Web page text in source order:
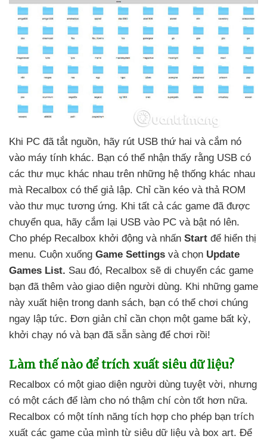
Khi PC đã tắt nguồn, hãy rút USB thứ hai và cắm nó
vào máy tính khác. Bạn có thể nhận thấy rằng USB có
các thư mục khác nhau trên những hệ thống khác nhau
mà Recalbox có thể giả lập. Chỉ cần kéo và thả ROM
vào thư mục tương ứng. Khi tất cả các game đã được
chuyển qua, hãy cắm lại USB vào PC và bật nó lên.
Cho phép Recalbox khởi động và nhấn Start để hiển thị
menu. Cuộn xuống Game Settings và chọn Update
Games List. Sau đó, Recalbox sẽ di chuyển các game
bạn đã thêm vào giao diện người dùng. Khi những game
này xuất hiện trong danh sách, bạn có thể chơi chúng
ngay lập tức. Đơn giản chỉ cần chọn một game bất kỳ,
khởi chạy nó và bạn đã sẵn sàng để chơi rồi!
Làm thế nào để trích xuất siêu dữ liệu?
Recalbox có một giao diện người dùng tuyệt vời, nhưng
có một cách để làm cho nó thậm chí còn tốt hơn nữa.
Recalbox có một tính năng tích hợp cho phép bạn trích
xuất các game của mình từ siêu dữ liệu và box art. Để